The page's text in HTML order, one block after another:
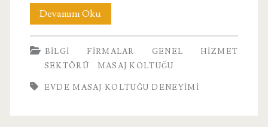
Devamını OkuEvde
Masaj
Koltuğu
BILGI FIRMALAR GENEL
HIZMET
SEKTÖRÜ
MASAJ KOLTUĞU
EVDE MASAJ KOLTUĞU DENEYIMI